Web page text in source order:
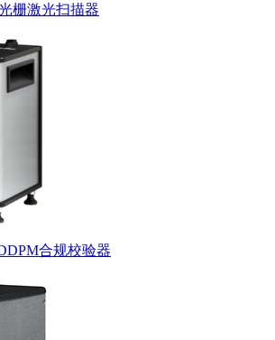
栅激光扫描器
合规校验器